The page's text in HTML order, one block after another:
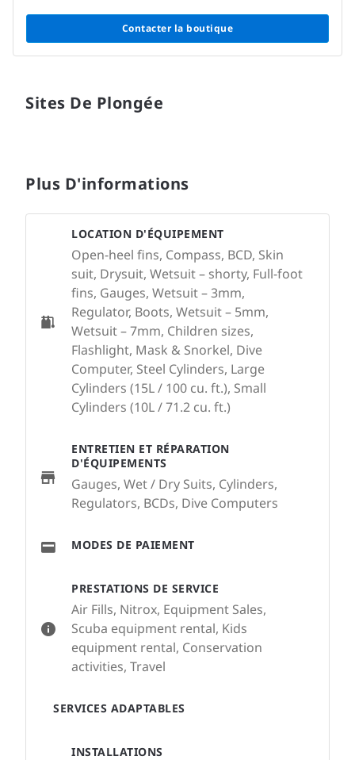
Contacter la boutique
Sites De Plongée
Plus D'informations
PRESTATIONS DE SERVICE
Air Fills, Nitrox, Equipment Sales,
Scuba equipment rental, Kids
equipment rental, Conservation
activities, Travel
SERVICES ADAPTABLES
INSTALLATIONS
LOCATION D'ÉQUIPEMENT
Open-heel fins, Compass, BCD, Skin
suit, Drysuit, Wetsuit – shorty, Full-foot
fins, Gauges, Wetsuit – 3mm,
Regulator, Boots, Wetsuit – 5mm,
Wetsuit – 7mm, Children sizes,
Flashlight, Mask & Snorkel, Dive
Computer, Steel Cylinders, Large
Cylinders (15L / 100 cu. ft.), Small
Cylinders (10L / 71.2 cu. ft.)
ENTRETIEN ET RÉPARATION
D'ÉQUIPEMENTS
Gauges, Wet / Dry Suits, Cylinders,
Regulators, BCDs, Dive Computers
MODES DE PAIEMENT